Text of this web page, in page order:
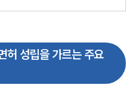
허 성립을 가르는 주요